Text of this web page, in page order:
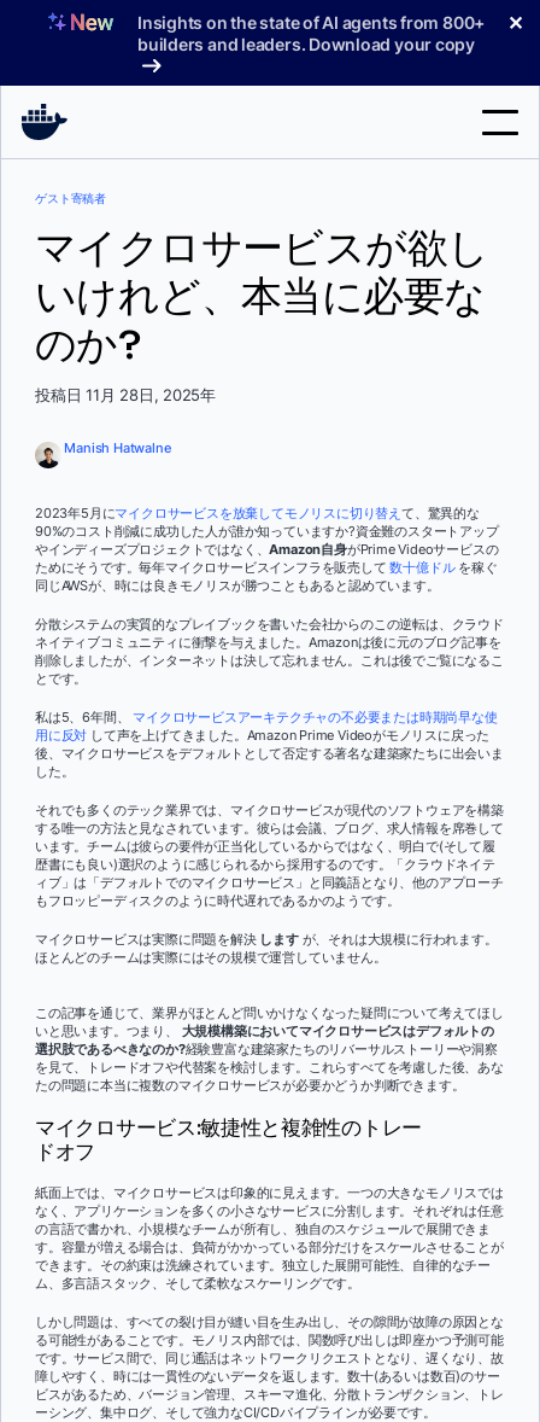
へ
Insights on the state of AI agents from 800+
builders and leaders. Download your copy
✕
製品
サポート
料金プラン
ブログ
ドキュメント
ゲスト寄稿者
マイクロサービスが欲し
いけれど、本当に必要な
のか?
投稿日 11月 28日, 2025年
Manish Hatwalne
2023年5月にマイクロサービスを放棄してモノリスに切り替えて、驚異的な
90%のコスト削減に成功した人が誰か知っていますか?資金難のスタートアップ
やインディーズプロジェクトではなく、Amazon自身がPrime Videoサービスの
ためにそうです。毎年マイクロサービスインフラを販売して数十億ドルを稼ぐ
同じAWSが、時には良きモノリスが勝つこともあると認めています。
分散システムの実質的なプレイブックを書いた会社からのこの逆転は、クラウド
ネイティブコミュニティに衝撃を与えました。Amazonは後に元のブログ記事を
削除しましたが、インターネットは決して忘れません。これは後でご覧になるこ
とです。
私は5、6年間、 マイクロサービスアーキテクチャの不必要または時期尚早な使
用に反対 して声を上げてきました。Amazon Prime Videoがモノリスに戻った
後、マイクロサービスをデフォルトとして否定する著名な建築家たちに出会いま
した。
それでも多くのテック業界では、マイクロサービスが現代のソフトウェアを構築
する唯一の方法と見なされています。彼らは会議、ブログ、求人情報を席巻して
います。チームは彼らの要件が正当化しているからではなく、明白で(そして履
歴書にも良い)選択のように感じられるから採用するのです。「クラウドネイテ
ィブ」は「デフォルトでのマイクロサービス」と同義語となり、他のアプローチ
もフロッピーディスクのように時代遅れであるかのようです。
マイクロサービスは実際に問題を解決 しますが、それは大規模に行われます。
ほとんどのチームは実際にはその規模で運営していません。
この記事を通じて、業界がほとんど問いかけなくなった疑問について考えてほし
いと思います。つまり、 大規模構築においてマイクロサービスはデフォルトの
選択肢であるべきなのか?経験豊富な建築家たちのリバーサルストーリーや洞察
を見て、トレードオフや代替案を検討します。これらすべてを考慮した後、あな
たの問題に本当に複数のマイクロサービスが必要かどうか判断できます。
マイクロサービス:敏捷性と複雑性のトレー
ドオフ
紙面上では、マイクロサービスは印象的に見えます。一つの大きなモノリスでは
なく、アプリケーションを多くの小さなサービスに分割します。それぞれは任意
の言語で書かれ、小規模なチームが所有し、独自のスケジュールで展開できま
す。容量が増える場合は、負荷がかかっている部分だけをスケールさせることが
できます。その約束は洗練されています。独立した展開可能性、自律的なチー
ム、多言語スタック、そして柔軟なスケーリングです。
しかし問題は、すべての裂け目が縫い目を生み出し、その隙間が故障の原因とな
る可能性があることです。モノリス内部では、関数呼び出しは即座かつ予測可能
です。サービス間で、同じ通話はネットワークリクエストとなり、遅くなり、故
障しやすく、時には一貫性のないデータを返します。数十(あるいは数百)のサー
ビスがあるため、バージョン管理、スキーマ進化、分散トランザクション、トレ
ーシング、集中ログ、そして強力なCI/CDパイプラインが必要です。